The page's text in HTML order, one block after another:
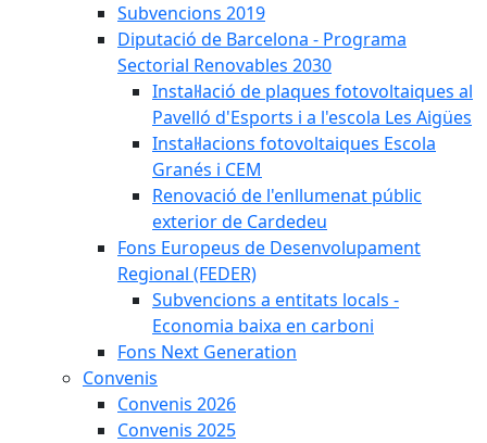
Subvencions 2019
Diputació de Barcelona - Programa
Sectorial Renovables 2030
Instal·lació de plaques fotovoltaiques al
Pavelló d'Esports i a l'escola Les Aigües
Instal·lacions fotovoltaiques Escola
Granés i CEM
Renovació de l'enllumenat públic
exterior de Cardedeu
Fons Europeus de Desenvolupament
Regional (FEDER)
Subvencions a entitats locals -
Economia baixa en carboni
Fons Next Generation
Convenis
Convenis 2026
Convenis 2025